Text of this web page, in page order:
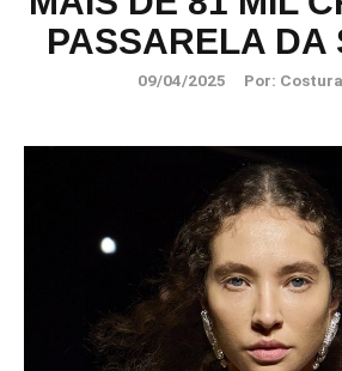
PASSARELA DA
09/04/2025 Por: